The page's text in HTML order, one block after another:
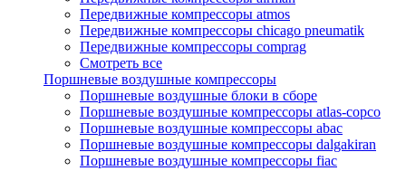
Передвижные компрессоры atmos
Передвижные компрессоры chicago pneumatik
Передвижные компрессоры comprag
Смотреть все
Поршневые воздушные компрессоры
Поршневые воздушные блоки в сборе
Поршневые воздушные компрессоры atlas-copco
Поршневые воздушные компрессоры abac
Поршневые воздушные компрессоры dalgakiran
Поршневые воздушные компрессоры fiac